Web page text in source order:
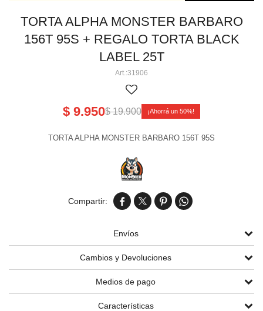
TORTA ALPHA MONSTER BARBARO
156T 95S + REGALO TORTA BLACK
LABEL 25T
31906
$ 9.950$ 19.900 50
TORTA ALPHA MONSTER BARBARO 156T 95S
   
Envíos
Cambios y Devoluciones
Medios de pago
Características
Perlas aéreas
Volcanes chicos 3' 4' 5
Volcanes medianos 6' 8' 9' 11'
Volcanes grandes 13' 15' 17'
Cañas pequeñas
Cañas medianas y grandes
Tortas chicas
Tortas medianas
Tortas Línea Alpha
Cartuchos de humo